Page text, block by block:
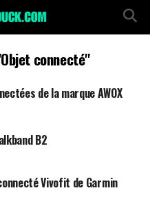
connecté"
de la marque AWOX
B2
Vivofit de Garmin